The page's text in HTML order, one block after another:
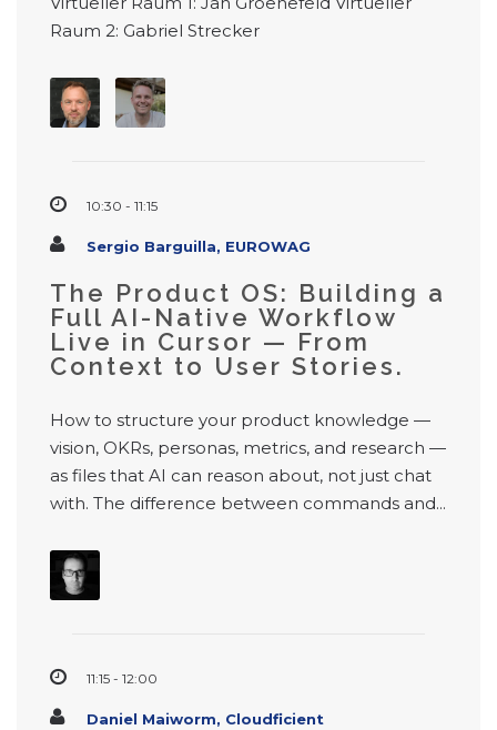
Raum 2: Gabriel Strecker
10:30 - 11:15
Sergio Barguilla, EUROWAG
The Product OS: Building a
Full AI-Native Workflow
Live in Cursor — From
Context to User Stories.
How to structure your product knowledge —
vision, OKRs, personas, metrics, and research —
as files that AI can reason about, not just chat
with. The difference between commands and...
11:15 - 12:00
Daniel Maiworm, Cloudficient